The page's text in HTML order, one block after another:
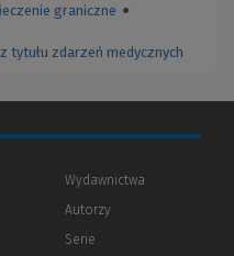
graniczne ●
tytułu zdarzeń medycznych
Wydawnictwa
Autorzy
Serie